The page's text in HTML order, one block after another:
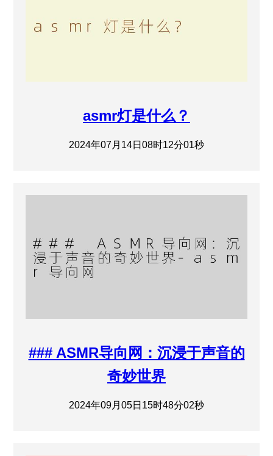
asmr灯是什么？
2024年07月14日08时12分01秒
### ASMR导向网：沉浸于声音的
奇妙世界
2024年09月05日15时48分02秒